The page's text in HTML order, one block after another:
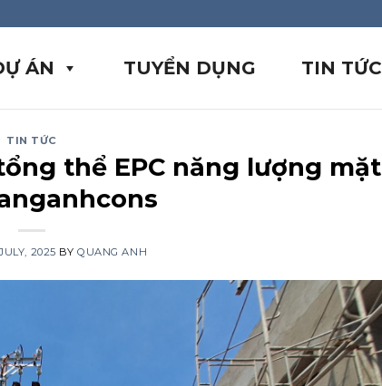
ÁN TUYỂN DỤNG TIN TỨC
TIN TỨC
thể EPC năng lượng mặt
2025 BYQUANG ANH